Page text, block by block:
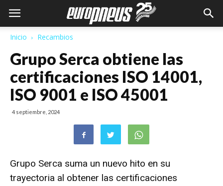
Inicio Recambios
Grupo Serca obtiene las
certificaciones ISO 14001,
ISO 9001 e ISO 45001
4 septiembre, 2024
Grupo Serca suma un nuevo hito en su
trayectoria al obtener las certificaciones